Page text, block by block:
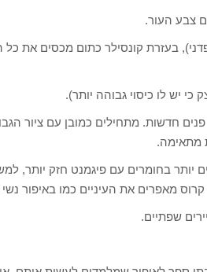
צבע העור.
בעזרת קונסילר כתום מכסים את
יש לו כיסוי גבוהה יותר).
חדשות. מתחילים כמובן עם ציור
מתאימה.
בחומרים עם פיגמנט חזק יותר,
מאפרים את העיניים כמו באיפור נשי
שפתיים.